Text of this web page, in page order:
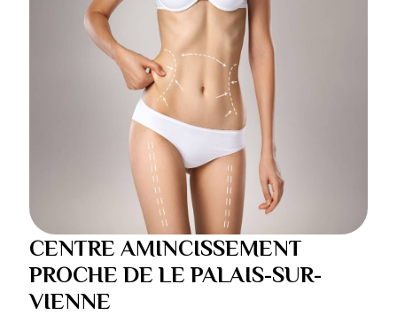
CENTRE AMINCISSEMENT
PROCHE DE LE PALAIS-SUR-
VIENNE